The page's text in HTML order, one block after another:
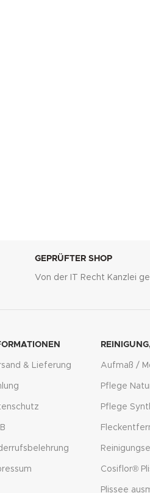
GEPRÜFTER SHOP
Von der IT Recht Kanzlei
& Lieferung Aufmaß /
Pflege
Pflege
Cosiflor®
Plissee